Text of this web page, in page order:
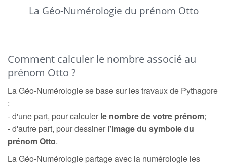
La Géo-Numérologie du prénom Otto
Comment calculer le nombre associé au
prénom Otto ?
La Géo-Numérologie se base sur les travaux de Pythagore
:
- d'une part, pour calculer le nombre de votre prénom;
- d'autre part, pour dessiner l'image du symbole du
prénom Otto.
La Géo-Numérologie partage avec la numérologie les